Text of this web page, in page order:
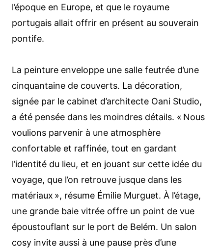
l’époque en Europe, et que le royaume
portugais allait offrir en présent au souverain
pontife.
La peinture enveloppe une salle feutrée d’une
cinquantaine de couverts. La décoration,
signée par le cabinet d’architecte Oani Studio,
a été pensée dans les moindres détails. « Nous
voulions parvenir à une atmosphère
confortable et raffinée, tout en gardant
l’identité du lieu, et en jouant sur cette idée du
voyage, que l’on retrouve jusque dans les
matériaux », résume Émilie Murguet. À l’étage,
une grande baie vitrée offre un point de vue
époustouflant sur le port de Belém. Un salon
cosy invite aussi à une pause près d’une